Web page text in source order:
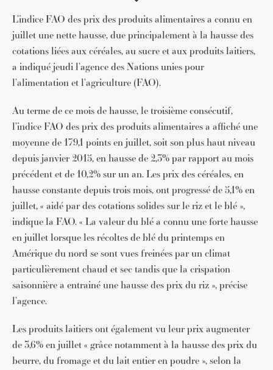
L’indice FAO des prix des produits alimentaires a connu en
juillet une nette hausse, due principalement à la hausse des
cotations liées aux céréales, au sucre et aux produits laitiers,
a indiqué jeudi l’agence des Nations unies pour
l’alimentation et l’agriculture (FAO).
Au terme de ce mois de hausse, le troisième consécutif,
l’indice FAO des prix des produits alimentaires a affiché une
moyenne de 179,1 points en juillet, soit son plus haut niveau
depuis janvier 2015, en hausse de 2,3% par rapport au mois
précédent et de 10,2% sur un an. Les prix des céréales, en
hausse constante depuis trois mois, ont progressé de 5,1% en
juillet, « aidé par des cotations solides sur le riz et le blé »,
indique la FAO. « La valeur du blé a connu une forte hausse
en juillet lorsque les récoltes de blé du printemps en
Amérique du nord se sont vues freinées par un climat
particulièrement chaud et sec tandis que la crispation
saisonnière a entrainé une hausse des prix du riz », précise
l’agence.
Les produits laitiers ont également vu leur prix augmenter
de 3,6% en juillet « grâce notamment à la hausse des prix du
beurre, du fromage et du lait entier en poudre », selon la